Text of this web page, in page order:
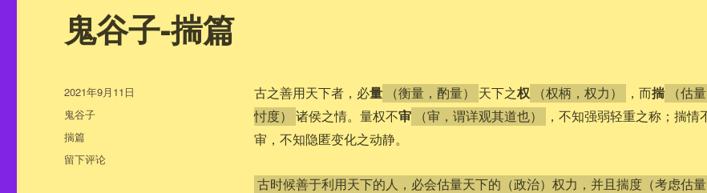
鬼谷子-揣篇
古之善用天下者，必量 （衡量，酌量） 天下之权 （权柄，权力） ，而揣
（估量
忖度）
诸侯之情。量权不审 （审，谓详观其道也）
，不知强弱轻重之称；揣情
审，不知隐匿变化之动静。
古时候善于利用天下的人，必会估量天下的（政治）权力，并且揣度（考虑估量
发
布
于
2021年9月11日
分
类
鬼谷子
标
签
揣篇
于
留下评论